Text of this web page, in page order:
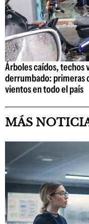
Árboles caídos, techos
derrumbado: primeras
vientos en todo el país
MÁS